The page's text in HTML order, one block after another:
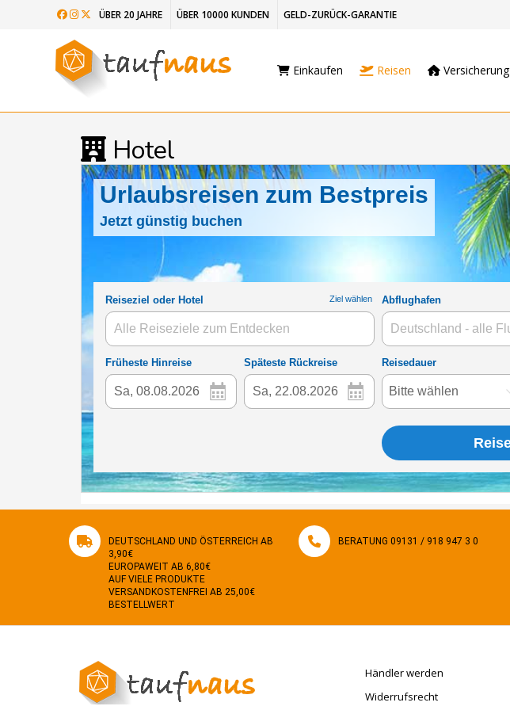
ÜBER 20 JAHRE ÜBER 10000 KUNDEN GELD-ZURÜCK-GARANTIE
Einkaufen Reisen Versicherung
Hotel
DEUTSCHLAND UND ÖSTERREICH AB
3,90€
EUROPAWEIT AB 6,80€
AUF VIELE PRODUKTE
VERSANDKOSTENFREI AB 25,00€
BESTELLWERT
BERATUNG 09131 / 918 947 3 0
Händler werden
Widerrufsrecht